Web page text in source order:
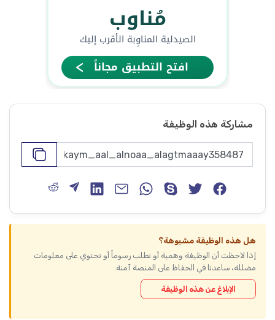
مشاركة هذه الوظيفة
هل هذه الوظيفة مشبوهة؟
إذا لاحظت أن الوظيفة وهمية أو تطلب رسوماً أو تحتوي على معلومات
مضللة، ساعدنا في الحفاظ على المنصة آمنة.
الإبلاغ عن هذه الوظيفة